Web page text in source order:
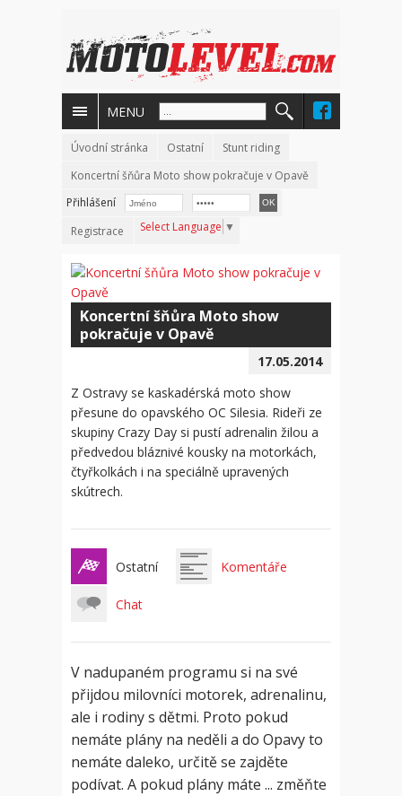
MENU
Úvodní stránka Ostatní
Stunt riding
Koncertní šňůra Moto show pokračuje v Opavě
Přihlášení
Registrace
Select Language ▼
Koncertní šňůra Moto show
pokračuje v Opavě
17.05.2014
Z Ostravy se kaskadérská moto show
přesune do opavského OC Silesia. Rideři ze
skupiny Crazy Day si pustí adrenalin žilou a
předvedou bláznivé kousky na motorkách,
čtyřkolkách i na speciálně upravených
skútrech.
Ostatní Komentáře
Chat
V nadupaném programu si na své
přijdou milovníci motorek, adrenalinu,
ale i rodiny s dětmi. Proto pokud
nemáte plány na neděli a do Opavy to
nemáte daleko, určitě se zajděte
podívat. A pokud plány máte ... změňte